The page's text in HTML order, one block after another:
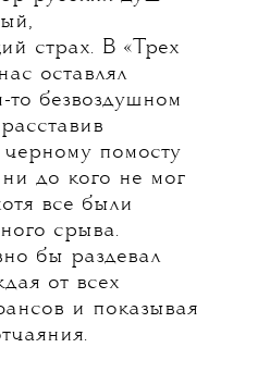
страх. В «Трех
оставлял
то безвоздушном
помосту
до кого не мог
все были
срыва.
бы раздевал
от всех
и показывая